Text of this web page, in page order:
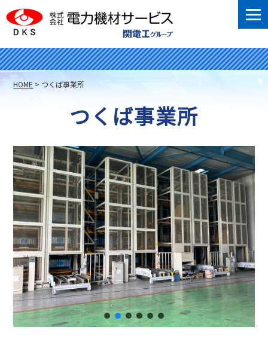
HOME > つくば事業所
つくば事業所